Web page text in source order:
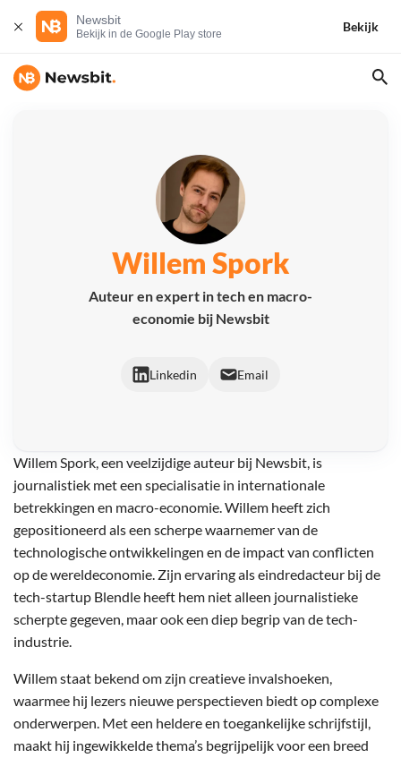
Newsbit
Bekijk in de Google Play store
Bekijk
Willem Spork
Auteur en expert in tech en macro-
economie bij Newsbit
Linkedin Email
Willem Spork, een veelzijdige auteur bij Newsbit, is
journalistiek met een specialisatie in internationale
betrekkingen en macro-economie. Willem heeft zich
gepositioneerd als een scherpe waarnemer van de
technologische ontwikkelingen en de impact van conflicten
op de wereldeconomie. Zijn ervaring als eindredacteur bij de
tech-startup Blendle heeft hem niet alleen journalistieke
scherpte gegeven, maar ook een diep begrip van de tech-
industrie.
Willem staat bekend om zijn creatieve invalshoeken,
waarmee hij lezers nieuwe perspectieven biedt op complexe
onderwerpen. Met een heldere en toegankelijke schrijfstijl,
maakt hij ingewikkelde thema’s begrijpelijk voor een breed